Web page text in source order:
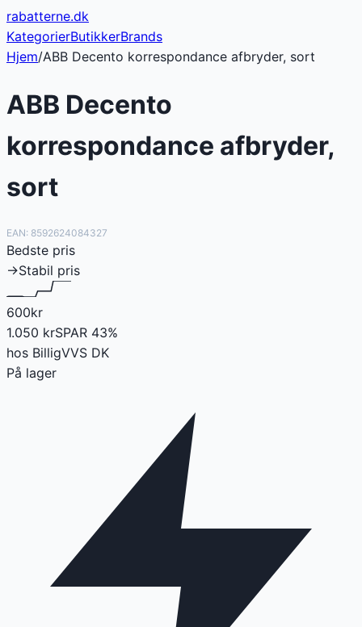
rabatterne.dk
KategorierButikkerBrands
Hjem/ABB Decento korrespondance afbryder, sort
ABB Decento
korrespondance afbryder,
sort
EAN: 8592624084327
Bedste pris
→Stabil pris
600kr
1.050 krSPAR 43%
hos BilligVVS DK
På lager